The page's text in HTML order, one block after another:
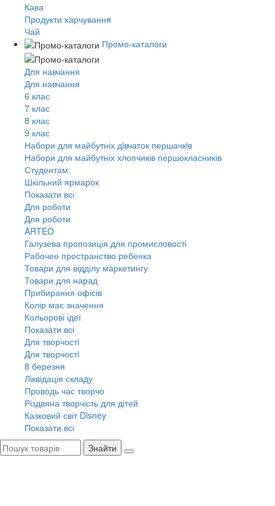
Кава
Продукти харчування
Чай
Промо-каталоги
Для навчання
Для навчання
6 клас
7 клас
8 клас
9 клас
Набори для майбутніх дiвчаток першачкiв
Набори для майбутніх хлопчиків першокласників
Студентам
Шкільний ярмарок
Показати всі
Для роботи
Для роботи
ARTEO
Галузева пропозиція для промисловості
Рабочее пространство ребенка
Товари для відділу маркетингу
Товари для нарад
Прибирання офісів
Колір має значення
Кольорові ідеї
Показати всі
Для творчостi
Для творчостi
8 березня
Ліквідація складу
Проводь час творчо
Різдвяна творчість для дітей
Казковий світ Disney
Показати всі
Знайти